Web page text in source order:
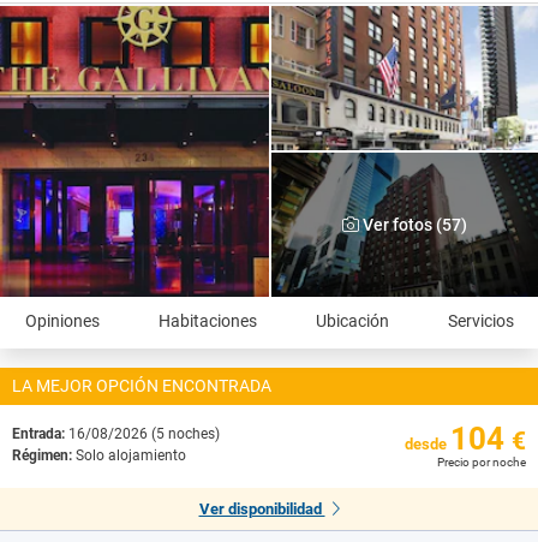
Ver fotos (57)
Opiniones Habitaciones Ubicación Servicios
LA MEJOR OPCIÓN ENCONTRADA
Entrada: 16/08/2026 (5 noches)
Régimen: Solo alojamiento
desde 104 €
Precio por noche
Ver disponibilidad